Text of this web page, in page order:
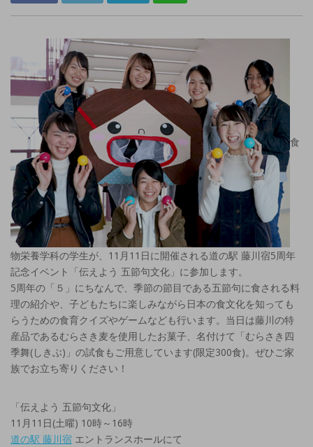
食
物栄養学科の学生が、11月11日に開催される道の駅 藤川宿5周年
記念イベント「伝えよう 五節句文化」に参加します。
5周年の「５」にちなんで、季節の節目である五節句に食される料
理の紹介や、子どもたちに楽しみながら日本の食文化を知っても
らうための食育クイズやゲームなども行います。当日は藤川の特
産品であるむらさき麦を使用したお菓子、名付けて「むらさき四
季舞(しきぶ)」の試食もご用意しています(限定300食)。ぜひご家
族でお立ち寄りください！
「伝えよう 五節句文化」
11月11日(土曜) 10時～16時
道の駅 藤川宿 エントランスホールにて